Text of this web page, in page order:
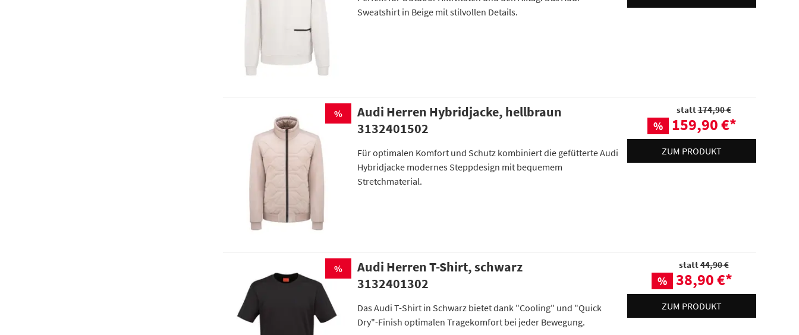
Sweatshirt in Beige mit stilvollen Details.
%
Audi Herren Hybridjacke, hellbraun
3132401502
Für optimalen Komfort und Schutz kombiniert die gefütterte Audi
Hybridjacke modernes Steppdesign mit bequemem
Stretchmaterial.
statt174,90 €
% 159,90 €*
ZUM PRODUKT
%
Audi Herren T-Shirt, schwarz
3132401302
Das Audi T-Shirt in Schwarz bietet dank "Cooling" und "Quick
Dry"-Finish optimalen Tragekomfort bei jeder Bewegung.
statt44,90 €
% 38,90 €*
ZUM PRODUKT